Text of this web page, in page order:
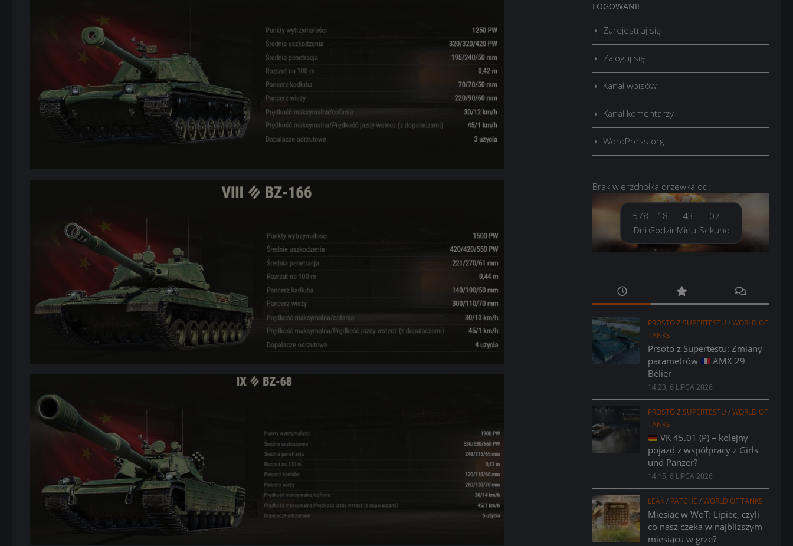
LOGOWANIE
Zarejestruj się
Zaloguj się
Kanał wpisów
Kanał komentarzy
WordPress.org
Brak wierzchołka drzewka od:
578
Dni
18
Godzin
43
Minut
09
Sekund
PROSTO Z SUPERTESTU /WORLD OF
TANKS
Prsoto z Supertestu: Zmiany
parametrów
AMX 29
Bélier
14:23, 6 LIPCA 2026
PROSTO Z SUPERTESTU /WORLD OF
TANKS
VK 45.01 (P) – kolejny
pojazd z współpracy z Girls
und Panzer?
14:15, 6 LIPCA 2026
LEAK/ PATCHE /WORLD OF TANKS
Miesiąc w WoT: Lipiec, czyli
co nasz czeka w najbliższym
miesiącu w grze?